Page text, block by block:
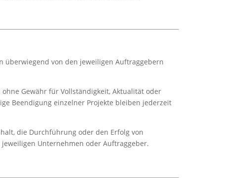
überwiegend von den jeweiligen Auftraggebern
Gewähr für Vollständigkeit, Aktualität oder
Beendigung einzelner Projekte bleiben jederzeit
die Durchführung oder den Erfolg von
Unternehmen oder Auftraggeber.